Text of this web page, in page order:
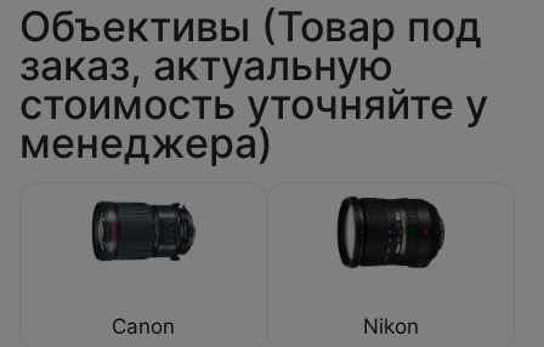
Объективы (Товар под
заказ, актуальную
стоимость уточняйте у
менеджера)
Canon Nikon